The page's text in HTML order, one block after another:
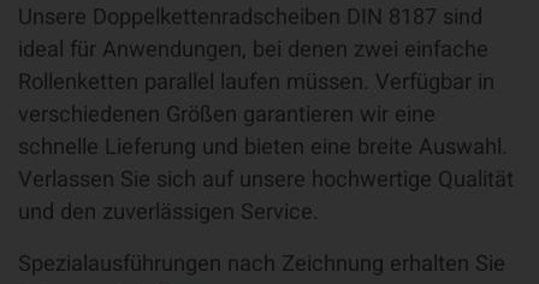
Unsere Doppelkettenradscheiben DIN 8187 sind
ideal für Anwendungen, bei denen zwei einfache
Rollenketten parallel laufen müssen. Verfügbar in
verschiedenen Größen garantieren wir eine
schnelle Lieferung und bieten eine breite Auswahl.
Verlassen Sie sich auf unsere hochwertige Qualität
und den zuverlässigen Service.
Spezialausführungen nach Zeichnung erhalten Sie